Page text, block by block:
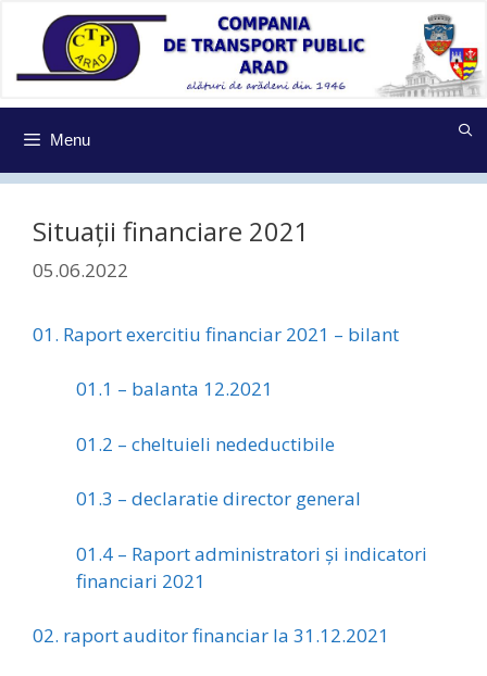
conținut
Menu
Situații financiare 2021
05.06.2022
01. Raport exercitiu financiar 2021 – bilant
01.1 – balanta 12.2021
01.2 – cheltuieli nedeductibile
01.3 – declaratie director general
01.4 – Raport administratori și indicatori
financiari 2021
02. raport auditor financiar la 31.12.2021